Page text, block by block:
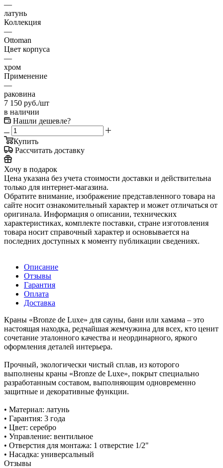
—
латунь
Коллекция
—
Ottoman
Цвет корпуса
—
хром
Применение
—
раковина
7 150 руб./шт
в наличии
Нашли дешевле?
Купить
Рассчитать доставку
Хочу в подарок
Цена указана без учета стоимости доставки и действительна
только для интернет-магазина.
Обратите внимание, изображение представленного товара на
сайте носит ознакомительный характер и может отличаться от
оригинала. Информация о описании, технических
характеристиках, комплекте поставки, стране изготовления
товара носит справочный характер и основывается на
последних доступных к моменту публикации сведениях.
Описание
Отзывы
Гарантия
Оплата
Доставка
Краны «Bronze de Luxe» для сауны, бани или хамама – это
настоящая находка, редчайшая жемчужина для всех, кто ценит
сочетание эталонного качества и неординарного, яркого
оформления деталей интерьера.
Прочный, экологически чистый сплав, из которого
выполнены краны «Bronze de Luxe», покрыт специально
разработанным составом, выполняющим одновременно
защитные и декоративные функции.
• Материал: латунь
• Гарантия: 3 года
• Цвет: серебро
• Управление: вентильное
• Отверстия для монтажа: 1 отверстие 1/2"
• Насадка: универсальный
Отзывы